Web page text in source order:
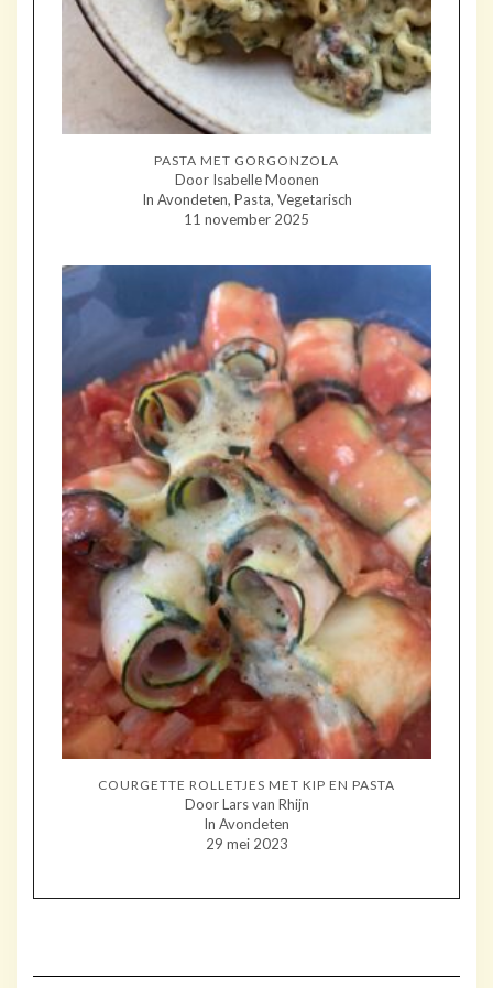
PASTA MET GORGONZOLA
Door Isabelle Moonen
In Avondeten, Pasta, Vegetarisch
11 november 2025
COURGETTE ROLLETJES MET KIP EN PASTA
Door Lars van Rhijn
In Avondeten
29 mei 2023